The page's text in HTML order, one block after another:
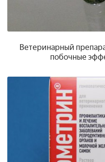
Ветеринарный
побочные